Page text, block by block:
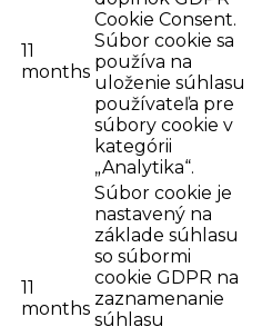
11
months
Cookie Consent.
Súbor cookie sa
používa na
uloženie súhlasu
používateľa pre
súbory cookie v
kategórii
„Analytika“.
11
months
Súbor cookie je
nastavený na
základe súhlasu
so súbormi
cookie GDPR na
zaznamenanie
súhlasu